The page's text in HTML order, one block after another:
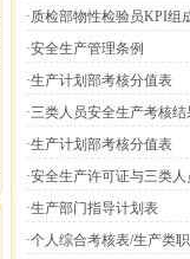
·质检部物性检验员KPI组
·安全生产管理条例
·生产计划部考核分值表
·三类人员安全生产考核
·生产计划部考核分值表
·安全生产许可证与三类
·生产部门指导计划表
·个人综合考核表/生产类